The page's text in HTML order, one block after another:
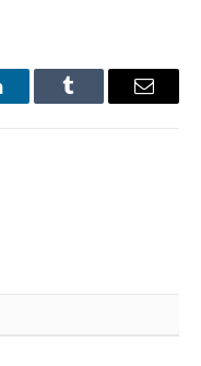
Tumblr Имэйл